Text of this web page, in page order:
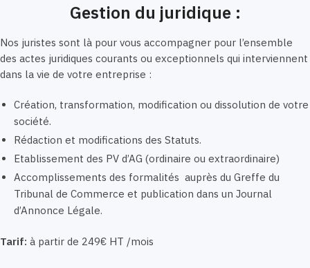
Gestion du juridique :
Nos juristes sont là pour vous accompagner pour l’ensemble
des actes juridiques courants ou exceptionnels qui interviennent
dans la vie de votre entreprise :
Création, transformation, modification ou dissolution de votre
société.
Rédaction et modifications des Statuts.
Etablissement des PV d’AG (ordinaire ou extraordinaire)
Accomplissements des formalités auprès du Greffe du
Tribunal de Commerce et publication dans un Journal
d’Annonce Légale.
Tarif: à partir de 249€ HT /mois